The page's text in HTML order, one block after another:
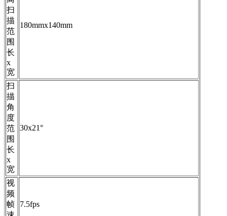
扫
描
范
围
长
x
宽
180mmx140mm
扫
描
角
度
范
围
长
x
宽
30x21°
视
频
帧
7.5fps